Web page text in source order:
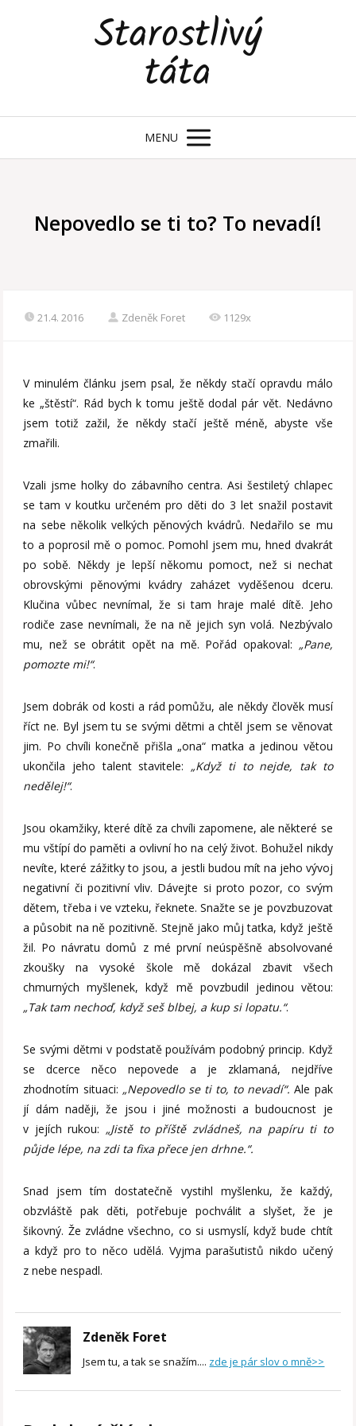
Starostlivý
táta
MENU
Nepovedlo se ti to? To nevadí!
21.4. 2016 Zdeněk Foret 1129x
V minulém článku jsem psal, že někdy stačí opravdu málo
ke „štěstí“. Rád bych k tomu ještě dodal pár vět. Nedávno
jsem totiž zažil, že někdy stačí ještě méně, abyste vše
zmařili.
Vzali jsme holky do zábavního centra. Asi šestiletý chlapec
se tam v koutku určeném pro děti do 3 let snažil postavit
na sebe několik velkých pěnových kvádrů. Nedařilo se mu
to a poprosil mě o pomoc. Pomohl jsem mu, hned dvakrát
po sobě. Někdy je lepší někomu pomoct, než si nechat
obrovskými pěnovými kvádry zaházet vyděšenou dceru.
Klučina vůbec nevnímal, že si tam hraje malé dítě. Jeho
rodiče zase nevnímali, že na ně jejich syn volá. Nezbývalo
mu, než se obrátit opět na mě. Pořád opakoval: „Pane,
pomozte mi!“.
Jsem dobrák od kosti a rád pomůžu, ale někdy člověk musí
říct ne. Byl jsem tu se svými dětmi a chtěl jsem se věnovat
jim. Po chvíli konečně přišla „ona“ matka a jedinou větou
ukončila jeho talent stavitele: „Když ti to nejde, tak to
nedělej!“.
Jsou okamžiky, které dítě za chvíli zapomene, ale některé se
mu vštípí do paměti a ovlivní ho na celý život. Bohužel nikdy
nevíte, které zážitky to jsou, a jestli budou mít na jeho vývoj
negativní či pozitivní vliv. Dávejte si proto pozor, co svým
dětem, třeba i ve vzteku, řeknete. Snažte se je povzbuzovat
a působit na ně pozitivně. Stejně jako můj taťka, když ještě
žil. Po návratu domů z mé první neúspěšně absolvované
zkoušky na vysoké škole mě dokázal zbavit všech
chmurných myšlenek, když mě povzbudil jedinou větou:
„Tak tam nechoď, když seš blbej, a kup si lopatu.“.
Se svými dětmi v podstatě používám podobný princip. Když
se dcerce něco nepovede a je zklamaná, nejdříve
zhodnotím situaci: „Nepovedlo se ti to, to nevadí“.Ale pak
jí dám naději, že jsou i jiné možnosti a budoucnost je
v jejích rukou: „Jistě to příště zvládneš, na papíru ti to
půjde lépe, na zdi ta fixa přece jen drhne.“.
Snad jsem tím dostatečně vystihl myšlenku, že každý,
obzvláště pak děti, potřebuje pochválit a slyšet, že je
šikovný. Že zvládne všechno, co si usmyslí, když bude chtít
a když pro to něco udělá. Vyjma parašutistů nikdo učený
z nebe nespadl.
Zdeněk Foret
Jsem tu, a tak se snažím.... zde je pár slov o mně>>